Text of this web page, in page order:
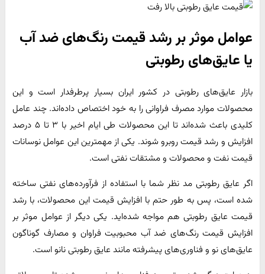
عوامل موثر بر رشد قیمت رنگ‌های ضد آب
یا عایق‌های رطوبتی
بازار عایق‌های رطوبتی در کشور ایران بسیار پرطرفدار است و این
محصولات موارد مصرف فراوانی را به خود اختصاص داده‌اند. چند عامل
کلیدی باعث شده‌اند تا این محصولات طی ایام اخیر با ۳ تا ۵ درصد
افزایش و رشد قیمت روبرو شوند. یکی از مهمترین این عوامل نوسانات
قیمت نفت و محصولات و مشتقات نفتی است.
اگر عایق رطوبتی مد نظر شما با استفاده از فرآورده‌های نفتی ساخته
شده‌ است، پس به طور حتم با افزایش قیمت این محصولات، با رشد
قیمت عایق رطوبتی هم مواجه شده‌اید. یکی دیگر از عوامل موثر بر
افزایش قیمت رنگ‌های ضد آب محبوبیت فراوان و مصارف گوناگون
عایق‌های نو و فناوری‌های پیشرفته مانند عایق رطوبتی نانو است.